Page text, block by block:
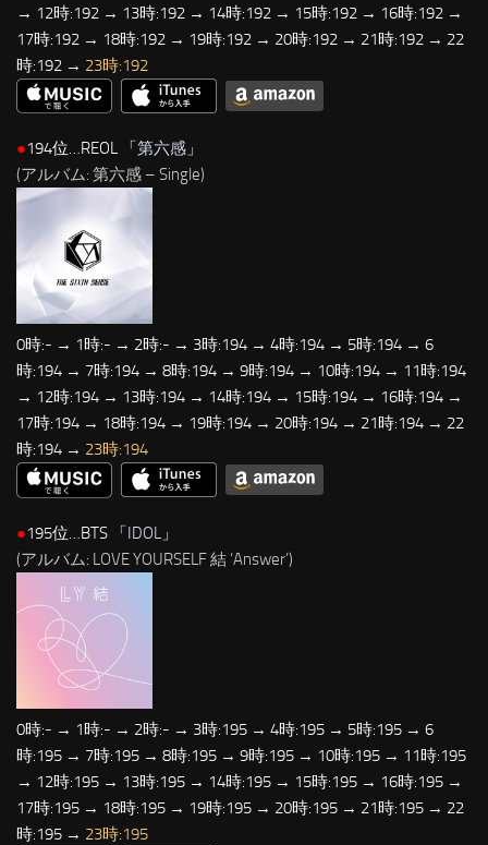
→ 12時:192 → 13時:192 → 14時:192 → 15時:192 → 16時:192 →
17時:192 → 18時:192 → 19時:192 → 20時:192 → 21時:192 → 22
時:192 → 23時:192
●194位…REOL 「第六感 」
(アルバム: 第六感 – Single)
0時:- → 1時:- → 2時:- → 3時:194 → 4時:194 → 5時:194 → 6
時:194 → 7時:194 → 8時:194 → 9時:194 → 10時:194 → 11時:194
→ 12時:194 → 13時:194 → 14時:194 → 15時:194 → 16時:194 →
17時:194 → 18時:194 → 19時:194 → 20時:194 → 21時:194 → 22
時:194 → 23時:194
●195位…BTS 「IDOL 」
(アルバム: LOVE YOURSELF 結 ‘Answer’)
0時:- → 1時:- → 2時:- → 3時:195 → 4時:195 → 5時:195 → 6
時:195 → 7時:195 → 8時:195 → 9時:195 → 10時:195 → 11時:195
→ 12時:195 → 13時:195 → 14時:195 → 15時:195 → 16時:195 →
17時:195 → 18時:195 → 19時:195 → 20時:195 → 21時:195 → 22
時:195 → 23時:195